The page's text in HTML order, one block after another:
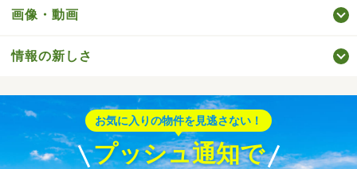
画像・動画
情報の新しさ
お気に入りの物件を見逃さない！
プッシュ通知で